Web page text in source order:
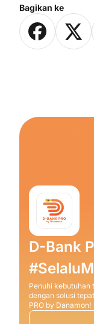
Bagikan ke
D-Bank
Penuhi
dengan solusi
PRO by Danamon!